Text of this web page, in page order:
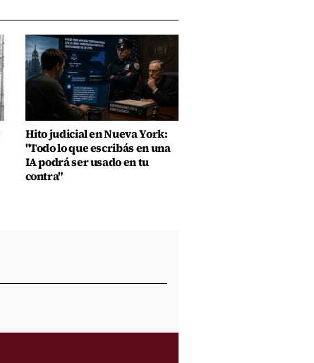
Hito judicial en Nueva York:
"Todo lo que escribás en una
IA podrá ser usado en tu
contra"